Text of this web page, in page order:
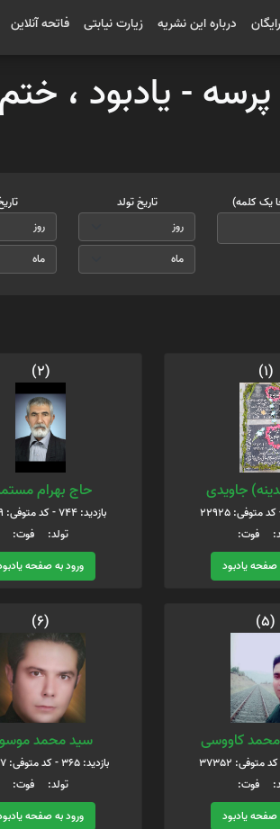
درباره این نشریه زیارت نیابتی فاتحه آنلاین
- یادبود ،
یک کلمه) تاریخ تولد
(1)
جاویدی
فوت:
صفحه یادبود
(2)
حاج بهرام
بازدید: 744 - کد متوفی: 23419
تولد: فوت:
ورود به صفحه
(5)
کاووسی
فوت:
صفحه یادبود
(6)
سید محمد
بازدید: 365 - کد متوفی: 37437
تولد: فوت:
ورود به صفحه